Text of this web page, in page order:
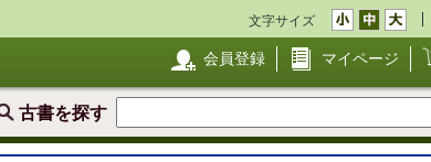
文字サイズ
会員登録 マイページ
古書を探す